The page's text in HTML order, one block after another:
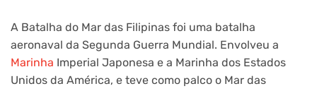
A Batalha do Mar das Filipinas foi uma batalha
aeronaval da Segunda Guerra Mundial. Envolveu a
Marinha Imperial Japonesa e a Marinha dos Estados
Unidos da América, e teve como palco o Mar das